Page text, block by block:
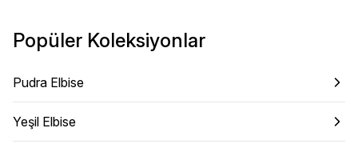
Popüler Koleksiyonlar
Pudra Elbise
Yeşil Elbise